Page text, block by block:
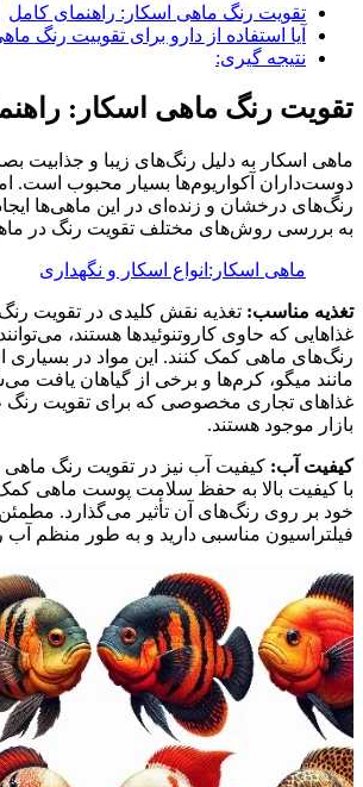
تقویت رنگ ماهی اسکار: راهنمای کامل
آیا استفاده از دارو برای تقوییت رنگ
نتیجه گیری:
تقویت رنگ ماهی اسکار:
ماهی اسکار به دلیل رنگ‌های زیبا و جذابیت
دوست‌داران آکواریوم‌ها بسیار محبوب است.
رنگ‌های درخشان و زنده‌ای در این ماهی‌ها
به بررسی روش‌های مختلف تقویت رنگ در
ماهی اسکار:انواع اسکار و نگهداری
تغذیه مناسب: تغذیه نقش کلیدی در تقویت
غذاهایی که حاوی کاروتنوئیدها هستند،
رنگ‌های ماهی کمک کنند. این مواد در
مانند میگو، کرم‌ها و برخی از گیاهان یافت
غذاهای تجاری مخصوصی که برای تقویت رنگ
بازار موجود هستند.
کیفیت آب: کیفیت آب نیز در تقویت رنگ
با کیفیت بالا به حفظ سلامت پوست ماهی
خود بر روی رنگ‌های آن تأثیر می‌گذارد.
فیلتراسیون مناسبی دارید و به طور منظم آب